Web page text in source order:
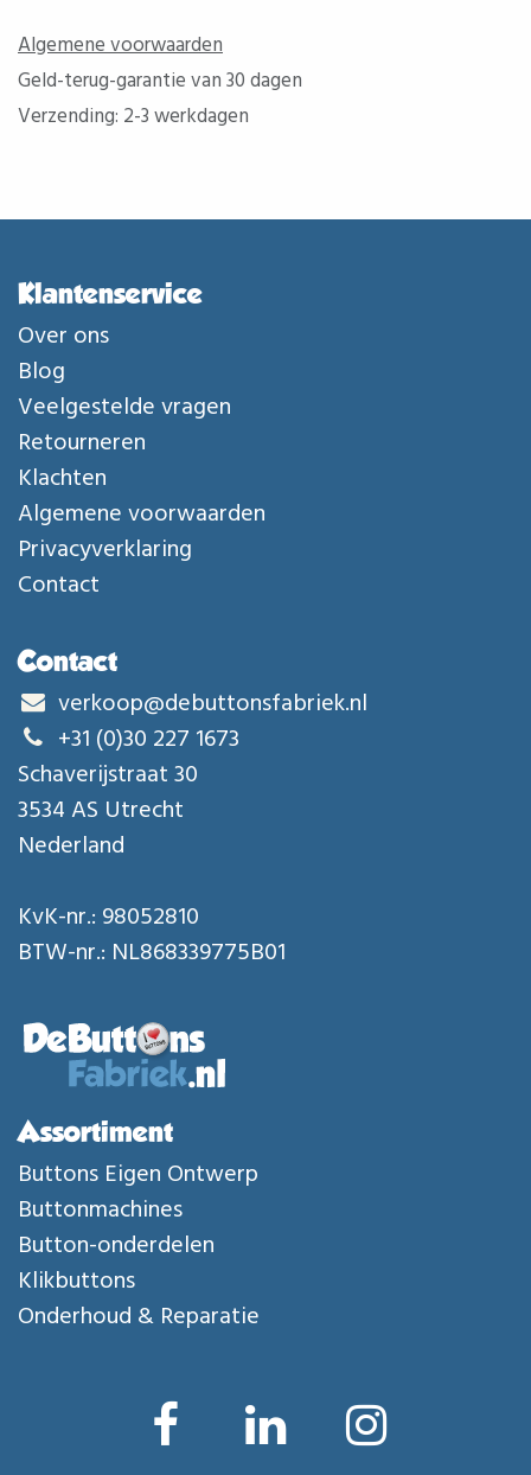
Algemene voorwaarden
Geld-terug-garantie van 30 dagen
Verzending: 2-3 werkdagen
Klantenservice
Over ons
Blog
Veelgestelde vragen
Retourneren
Klachten
Algemene voorwaarden
Privacyverklaring
Contact
Contact
verkoop@debuttonsfabriek.nl
+31 (0)30 227 1673
Schaverijstraat 30
3534 AS Utrecht
Nederland
KvK-nr.: 98052810
BTW-nr.: NL868339775B01
Assortiment
Buttons Eigen Ontwerp
Buttonmachines
Button-onderdelen
Klikbuttons
Onderhoud & Reparatie